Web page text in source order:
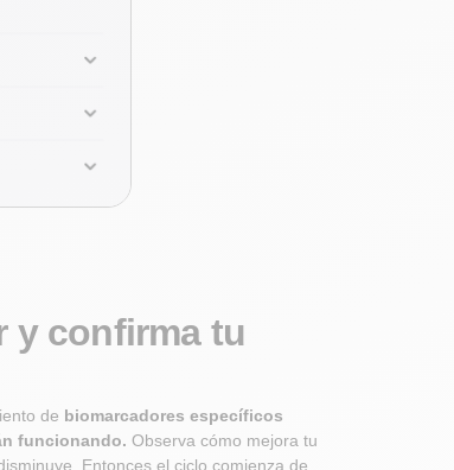
y confirma tu
de biomarcadores específicos
funcionando. Observa cómo mejora tu
Entonces el ciclo comienza de